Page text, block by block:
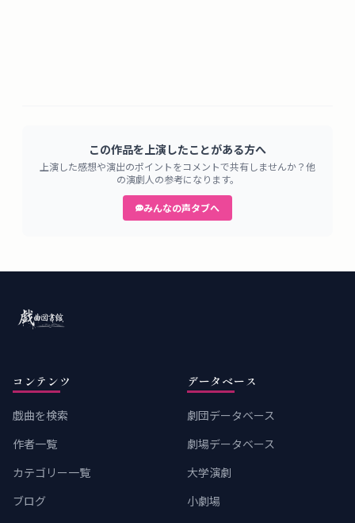
この作品を上演したことがある方へ
上演した感想や演出のポイントをコメントで共有しませんか？他
の演劇人の参考になります。
みんなの声タブへ
コンテンツ
戯曲を検索
作者一覧
カテゴリー一覧
ブログ
データベース
劇団データベース
劇場データベース
大学演劇
小劇場